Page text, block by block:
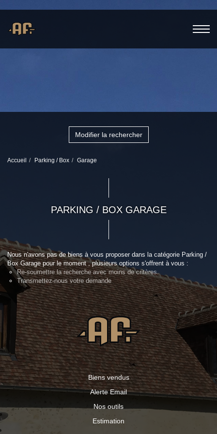
Modifier la rechercher
Accueil Parking / Box Garage
PARKING / BOX GARAGE
Nous n'avons pas de biens à vous proposer dans la catégorie Parking /
Box Garage pour le moment , plusieurs options s'offrent à vous :
Re-soumettre la recherche avec moins de critères.
Transmettez-nous votre demande
Biens vendus
Alerte Email
Nos outils
Estimation